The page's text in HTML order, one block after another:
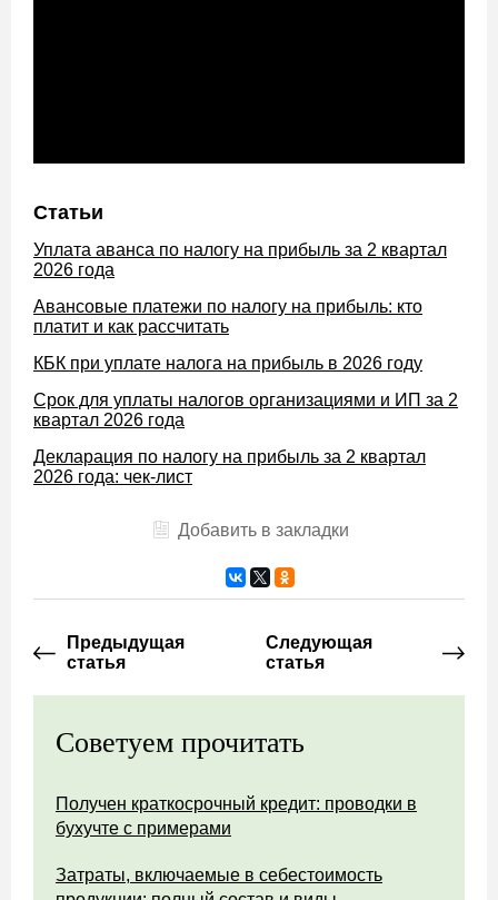
Статьи
Уплата аванса по налогу на прибыль за 2 квартал
2026 года
Авансовые платежи по налогу на прибыль: кто
платит и как рассчитать
КБК при уплате налога на прибыль в 2026 году
Срок для уплаты налогов организациями и ИП за 2
квартал 2026 года
Декларация по налогу на прибыль за 2 квартал
2026 года: чек-лист
Добавить в закладки
Предыдущая
статья
Следующая
статья
Советуем прочитать
Получен краткосрочный кредит: проводки в
бухучте с примерами
Затраты, включаемые в себестоимость